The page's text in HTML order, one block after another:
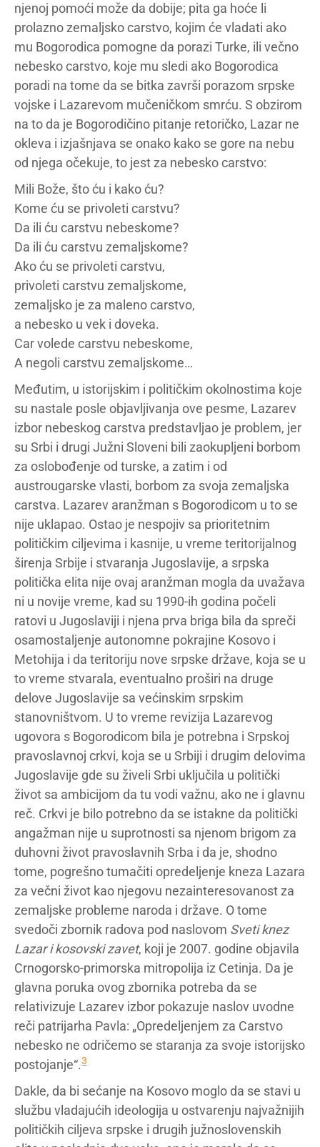
njenoj pomoći može da dobije; pita ga hoće li
prolazno zemaljsko carstvo, kojim će vladati ako
mu Bogorodica pomogne da porazi Turke, ili večno
nebesko carstvo, koje mu sledi ako Bogorodica
poradi na tome da se bitka završi porazom srpske
vojske i Lazarevom mučeničkom smrću. S obzirom
na to da je Bogorodičino pitanje retoričko, Lazar ne
okleva i izjašnjava se onako kako se gore na nebu
od njega očekuje, to jest za nebesko carstvo:
Mili Bože, što ću i kako ću?
Kome ću se privoleti carstvu?
Da ili ću carstvu nebeskome?
Da ili ću carstvu zemaljskome?
Ako ću se privoleti carstvu,
privoleti carstvu zemaljskome,
zemaljsko je za maleno carstvo,
a nebesko u vek i doveka.
Car volede carstvu nebeskome,
A negoli carstvu zemaljskome…
Međutim, u istorijskim i političkim okolnostima koje
su nastale posle objavljivanja ove pesme, Lazarev
izbor nebeskog carstva predstavljao je problem, jer
su Srbi i drugi Južni Sloveni bili zaokupljeni borbom
za oslobođenje od turske, a zatim i od
austrougarske vlasti, borbom za svoja zemaljska
carstva. Lazarev aranžman s Bogorodicom u to se
nije uklapao. Ostao je nespojiv sa prioritetnim
političkim ciljevima i kasnije, u vreme teritorijalnog
širenja Srbije i stvaranja Jugoslavije, a srpska
politička elita nije ovaj aranžman mogla da uvažava
ni u novije vreme, kad su 1990-ih godina počeli
ratovi u Jugoslaviji i njena prva briga bila da spreči
osamostaljenje autonomne pokrajine Kosovo i
Metohija i da teritoriju nove srpske države, koja se u
to vreme stvarala, eventualno proširi na druge
delove Jugoslavije sa većinskim srpskim
stanovništvom. U to vreme revizija Lazarevog
ugovora s Bogorodicom bila je potrebna i Srpskoj
pravoslavnoj crkvi, koja se u Srbiji i drugim delovima
Jugoslavije gde su živeli Srbi uključila u politički
život sa ambicijom da tu vodi važnu, ako ne i glavnu
reč. Crkvi je bilo potrebno da se istakne da politički
angažman nije u suprotnosti sa njenom brigom za
duhovni život pravoslavnih Srba i da je, shodno
tome, pogrešno tumačiti opredeljenje kneza Lazara
za večni život kao njegovu nezainteresovanost za
zemaljske probleme naroda i države. O tome
svedoči zbornik radova pod naslovom Sveti knez
Lazar i kosovski zavet, koji je 2007. godine objavila
Crnogorsko-primorska mitropolija iz Cetinja. Da je
glavna poruka ovog zbornika potreba da se
relativizuje Lazarev izbor pokazuje naslov uvodne
reči patrijarha Pavla: „Opredeljenjem za Carstvo
nebesko ne odričemo se staranja za svoje istorijsko
postojanje“.3
Dakle, da bi sećanje na Kosovo moglo da se stavi u
službu vladajućih ideologija u ostvarenju najvažnijih
političkih ciljeva srpske i drugih južnoslovenskih